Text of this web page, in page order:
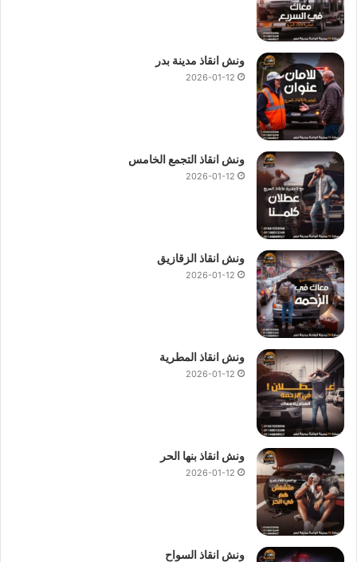
ونش انقاذ مدينة بدر
2026-01-12
ونش انقاذ التجمع الخامس
2026-01-12
ونش انقاذ الزقازيق
2026-01-12
ونش انقاذ المطرية
2026-01-12
ونش انقاذ بنها الحر
2026-01-12
ونش انقاذ السواح